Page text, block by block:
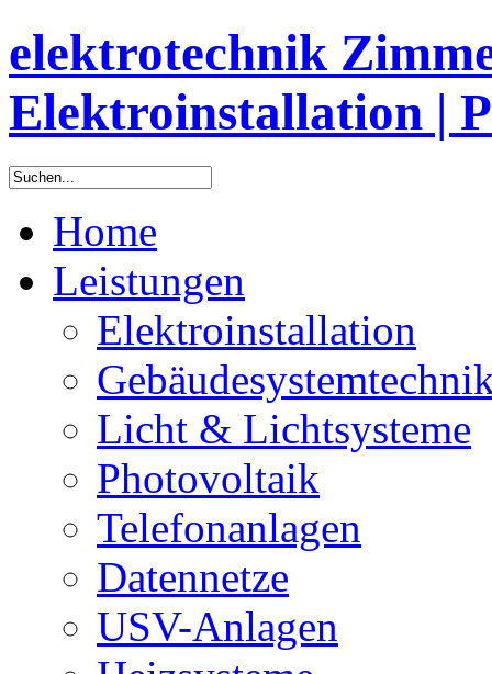
elektrotechnik
Elektroinstallation |
Home
Leistungen
Elektroinstallation
Licht & Lichtsysteme
Photovoltaik
Telefonanlagen
Datennetze
USV-Anlagen